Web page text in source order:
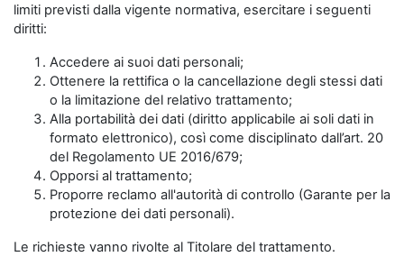
limiti previsti dalla vigente normativa, esercitare i seguenti
diritti:
Accedere ai suoi dati personali;
Ottenere la rettifica o la cancellazione degli stessi dati
o la limitazione del relativo trattamento;
Alla portabilità dei dati (diritto applicabile ai soli dati in
formato elettronico), così come disciplinato dall’art. 20
del Regolamento UE 2016/679;
Opporsi al trattamento;
Proporre reclamo all'autorità di controllo (Garante per la
protezione dei dati personali).
Le richieste vanno rivolte al Titolare del trattamento.